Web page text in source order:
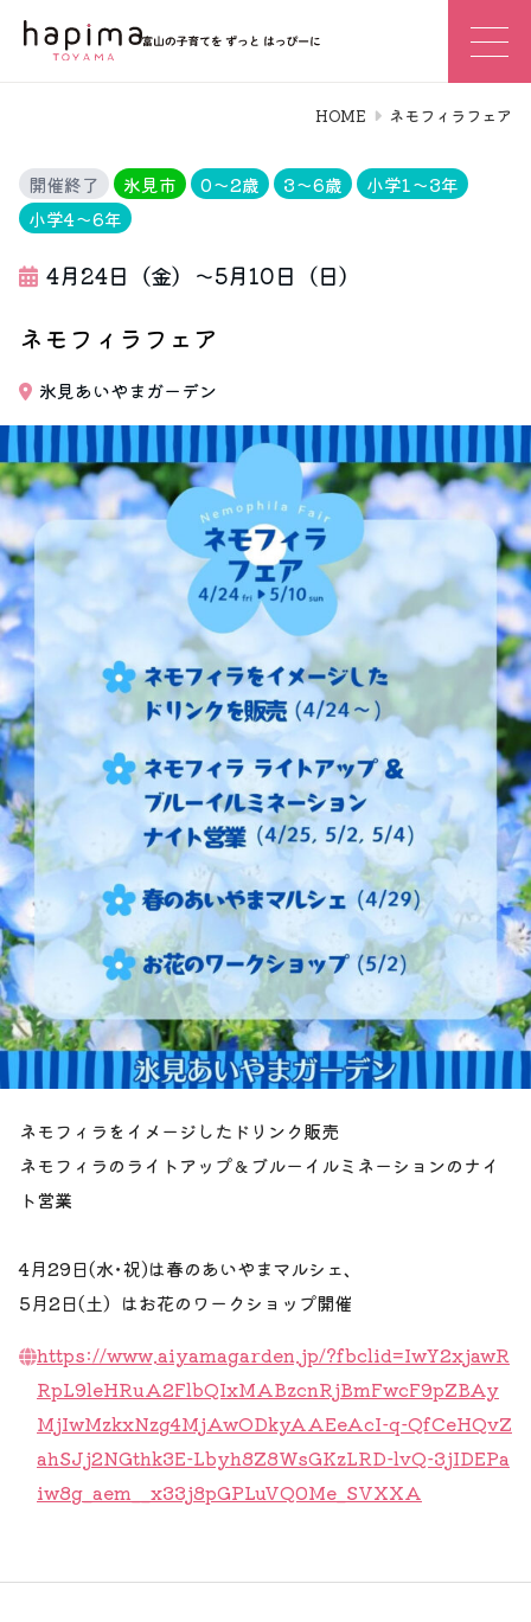
HOME ネモフィラフェア
開催終了 氷見市 0〜2歳 3〜6歳
小学1〜3年
小学4〜6年
4月24日（金）～5月10日（日）
ネモフィラフェア
氷見あいやまガーデン
ネモフィラをイメージしたドリンク販売
ネモフィラのライトアップ＆ブルーイルミネーションのナイ
ト営業
4月29日(水･祝)は春のあいやまマルシェ、
5月2日(土）はお花のワークショップ開催
https://www.aiyamagarden.jp/?fbclid=IwY2xjawR
RpL9leHRuA2FlbQIxMABzcnRjBmFwcF9pZBAy
MjIwMzkxNzg4MjAwODkyAAEeAcI-q-QfCeHQvZ
ahSJj2NGthk3E-Lbyh8Z8WsGKzLRD-lvQ-3jIDEPa
iw8g_aem__x33j8pGPLuVQ0Me_SVXXA